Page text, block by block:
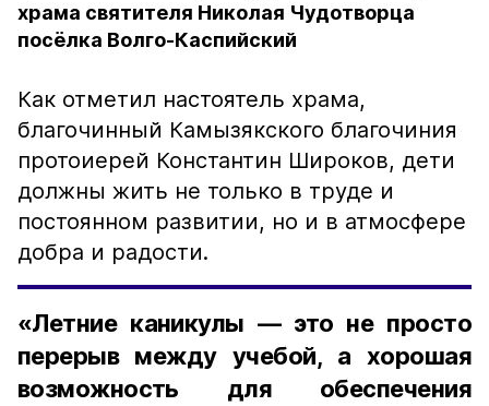
храма святителя Николая Чудотворца
посёлка Волго-Каспийский
Как отметил настоятель храма,
благочинный Камызякского благочиния
протоиерей Константин Широков, дети
должны жить не только в труде и
постоянном развитии, но и в атмосфере
добра и радости.
«Летние каникулы — это не просто
перерыв между учебой, а хорошая
возможность для обеспечения